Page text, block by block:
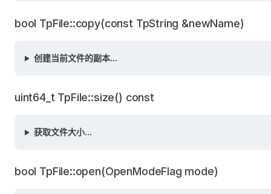
bool TpFile::copy(const TpString &newName)
创建当前文件的副本...
uint64_t TpFile::size() const
获取文件大小...
bool TpFile::open(OpenModeFlag mode)